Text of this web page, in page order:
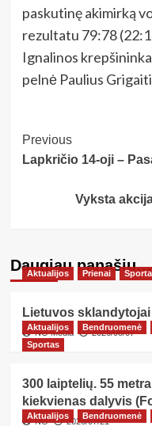
paskutinę akimirką
rezultatu 79:78
Ignalinos
pelnė Paulius
Post
Navigation
Previous
Lapkričio 14-oji –
Vyksta
Daugiau panašių…
Aktualijos Prienai
Lietuvos
NG Media 2026/08/07
Aktualijos Bendruomenė
Sportas
300 laiptelių. 55
kiekvienas dalyvis
NG 2026/07/21
Aktualijos Bendruomenė